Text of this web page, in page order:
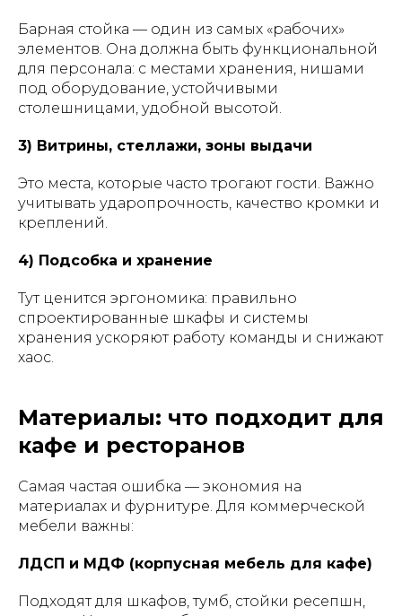
Барная стойка — один из самых «рабочих»
элементов. Она должна быть функциональной
для персонала: с местами хранения, нишами
под оборудование, устойчивыми
столешницами, удобной высотой.
3) Витрины, стеллажи, зоны выдачи
Это места, которые часто трогают гости. Важно
учитывать ударопрочность, качество кромки и
креплений.
4) Подсобка и хранение
Тут ценится эргономика: правильно
спроектированные шкафы и системы
хранения ускоряют работу команды и снижают
хаос.
Материалы: что подходит для
кафе и ресторанов
Самая частая ошибка — экономия на
материалах и фурнитуре. Для коммерческой
мебели важны:
ЛДСП и МДФ (корпусная мебель для кафе)
Подходят для шкафов, тумб, стойки ресепшн,